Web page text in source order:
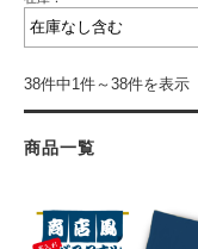
38件中1件～38件を表示
商品一覧